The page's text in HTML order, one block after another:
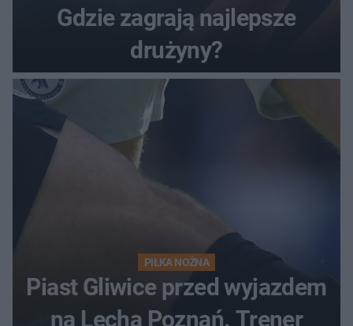
Gdzie zagrają najlepsze
drużyny?
PIŁKA NOŻNA
Piast Gliwice przed wyjazdem
na Lecha Poznań. Trener